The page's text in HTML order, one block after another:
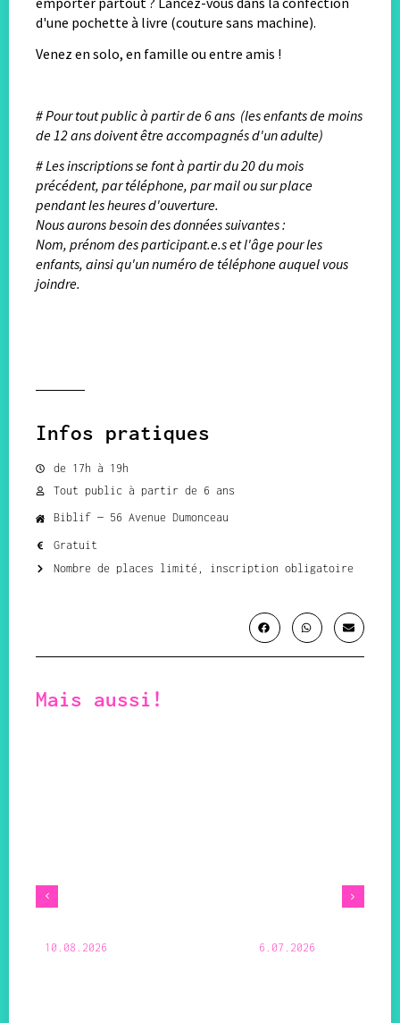
d'une pochette à livre (couture sans machine).
Venez en solo, en famille ou entre amis !
# Pour tout public à partir de 6 ans (les enfants de moins
de 12 ans doivent être accompagnés d'un adulte)
# Les inscriptions se font à partir du 20 du mois
précédent, par téléphone, par mail ou sur place
pendant les heures d'ouverture.
Nous aurons besoin des données suivantes :
Nom, prénom des participant.e.s et l'âge pour les
enfants, ainsi qu'un numéro de téléphone auquel vous
joindre.
Infos pratiques
de 17h à 19h
Tout public à partir de 6 ans
Biblif — 56 Avenue Dumonceau
Gratuit
Nombre de places limité, inscription obligatoire
Mais aussi!
10.08.2026 6.07.2026